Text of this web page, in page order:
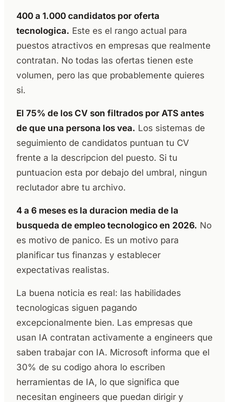
400 a 1.000 candidatos por oferta
tecnologica. Este es el rango actual para
puestos atractivos en empresas que realmente
contratan. No todas las ofertas tienen este
volumen, pero las que probablemente quieres
si.
El 75% de los CV son filtrados por ATS antes
de que una persona los vea. Los sistemas de
seguimiento de candidatos puntuan tu CV
frente a la descripcion del puesto. Si tu
puntuacion esta por debajo del umbral, ningun
reclutador abre tu archivo.
4 a 6 meses es la duracion media de la
busqueda de empleo tecnologico en 2026. No
es motivo de panico. Es un motivo para
planificar tus finanzas y establecer
expectativas realistas.
La buena noticia es real: las habilidades
tecnologicas siguen pagando
excepcionalmente bien. Las empresas que
usan IA contratan activamente a engineers que
saben trabajar con IA. Microsoft informa que el
30% de su codigo ahora lo escriben
herramientas de IA, lo que significa que
necesitan engineers que puedan dirigir y